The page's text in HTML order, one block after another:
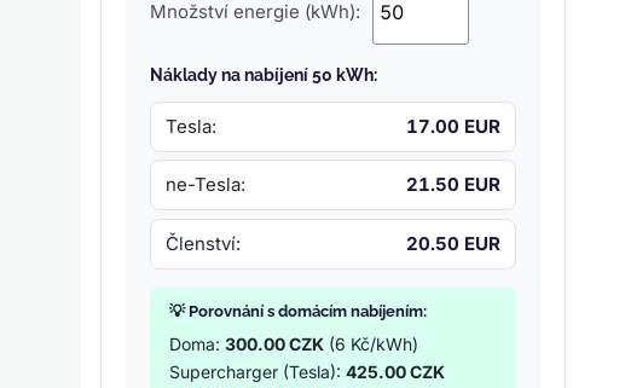
Množství energie (kWh):
Náklady na nabíjení 50 kWh:
Tesla: 17.00 EUR
ne-Tesla: 21.50 EUR
Členství: 20.50 EUR
💡 Porovnání s domácím nabíjením:
Doma:300.00 CZK (6 Kč/kWh)
Supercharger (Tesla):425.00 CZK